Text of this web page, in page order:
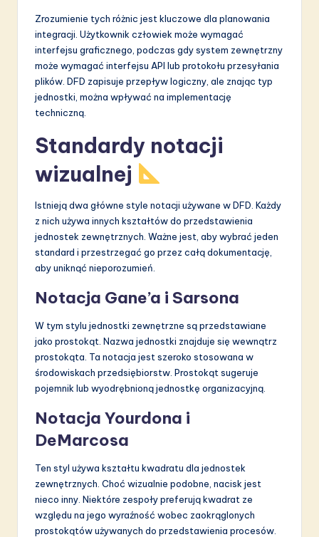
Zrozumienie tych różnic jest kluczowe dla planowania
integracji. Użytkownik człowiek może wymagać
interfejsu graficznego, podczas gdy system zewnętrzny
może wymagać interfejsu API lub protokołu przesyłania
plików. DFD zapisuje przepływ logiczny, ale znając typ
jednostki, można wpływać na implementację
techniczną.
Standardy notacji
wizualnej
Istnieją dwa główne style notacji używane w DFD. Każdy
z nich używa innych kształtów do przedstawienia
jednostek zewnętrznych. Ważne jest, aby wybrać jeden
standard i przestrzegać go przez całą dokumentację,
aby uniknąć nieporozumień.
Notacja Gane’a i Sarsona
W tym stylu jednostki zewnętrzne są przedstawiane
jako prostokąt. Nazwa jednostki znajduje się wewnątrz
prostokąta. Ta notacja jest szeroko stosowana w
środowiskach przedsiębiorstw. Prostokąt sugeruje
pojemnik lub wyodrębnioną jednostkę organizacyjną.
Notacja Yourdona i
DeMarcosa
Ten styl używa kształtu kwadratu dla jednostek
zewnętrznych. Choć wizualnie podobne, nacisk jest
nieco inny. Niektóre zespoły preferują kwadrat ze
względu na jego wyraźność wobec zaokrąglonych
prostokątów używanych do przedstawienia procesów.